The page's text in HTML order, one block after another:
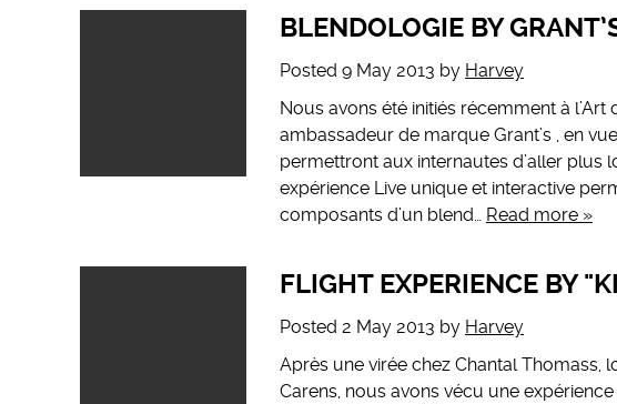
BLENDOLOGIE BY
Posted 9 May 2013 by Harvey
Nous avons été initiés récemment à
ambassadeur de marque Grant’s , en
permettront aux internautes d’aller plus
expérience Live unique et interactive
composants d’un blend… Read more »
FLIGHT EXPERIENCE BY
Posted 2 May 2013 by Harvey
Après une virée chez Chantal Thomass,
Carens, nous avons vécu une